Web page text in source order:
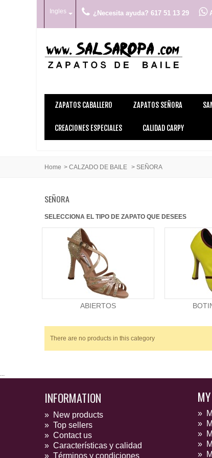
Ingles ¿Necesita ayuda? 617 51 13 29
ZAPATOS CABALLERO ZAPATOS SEÑORA
CREACIONES ESPECIALES CALIDAD CARPY
Home > CALZADO DE BAILE > SEÑORA
SEÑORA
SELECCIONA EL TIPO DE ZAPATO QUE DESEES
ABIERTOS
There are no products in this category
INFORMATION
» New products
» Top sellers
» Contact us
» Características y calidad
» Términos y condiciones
»
»
»
»
»